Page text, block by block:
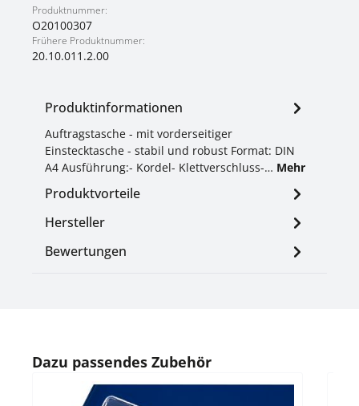
Produktnummer:
O20100307
Frühere Produktnummer:
20.10.011.2.00
Produktinformationen
Auftragstasche - mit vorderseitiger
Einstecktasche - stabil und robust Format: DIN
A4 Ausführung:- Kordel- Klettverschluss-… Mehr
Produktvorteile
Hersteller
Bewertungen
Produktgalerie überspringen
Dazu passendes Zubehör